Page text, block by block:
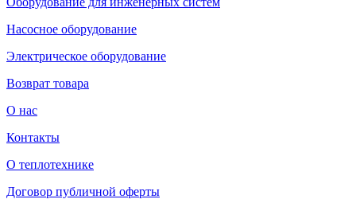
Насосное оборудование
Электрическое оборудование
Возврат товара
О нас
Контакты
О теплотехнике
Договор публичной оферты